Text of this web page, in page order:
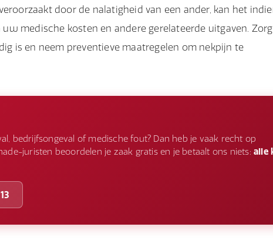
door de nalatigheid van een ander, kan het
medische kosten en andere gerelateerde uitgaven. Zorg
is en neem preventieve maatregelen om nekpijn te
bedrijfsongeval of medische fout? Dan heb je vaak recht op
juristen beoordelen je zaak gratis en je betaalt ons niets: alle